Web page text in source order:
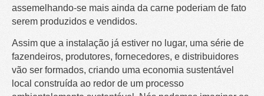
assemelhando-se mais ainda da carne poderiam de fato
serem produzidos e vendidos.
Assim que a instalação já estiver no lugar, uma série de
fazendeiros, produtores, fornecedores, e distribuidores
vão ser formados, criando uma economia sustentável
local construída ao redor de um processo